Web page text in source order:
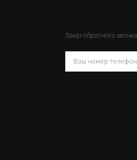
Заказ обратного звонка